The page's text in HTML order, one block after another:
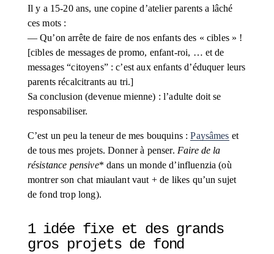
Il y a 15-20 ans, une copine d’atelier parents a lâché
ces mots :
— Qu’on arrête de faire de nos enfants des « cibles » !
[cibles de messages de promo, enfant-roi, … et de
messages “citoyens” : c’est aux enfants d’éduquer leurs
parents récalcitrants au tri.]
Sa conclusion (devenue mienne) : l’adulte doit se
responsabiliser.
C’est un peu la teneur de mes bouquins : Paysâmes et
de tous mes projets. Donner à penser. Faire de la
résistance pensive* dans un monde d’influenzia (où
montrer son chat miaulant vaut + de likes qu’un sujet
de fond trop long).
1 idée fixe et des grands
gros projets de fond